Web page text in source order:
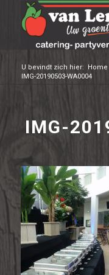
U bevindt zich hier: Home
IMG-20190503-WA0004
IMG-